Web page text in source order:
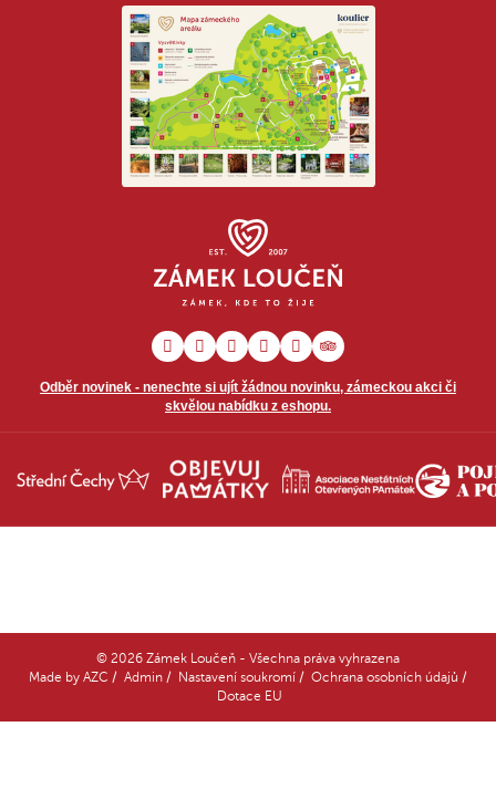
Odběr novinek - nenechte si ujít žádnou novinku, zámeckou akci či
skvělou nabídku z eshopu.
© 2026 Zámek Loučeň - Všechna práva vyhrazena
Made by AZC / Admin / Nastavení soukromí / Ochrana osobních údajů /
Dotace EU